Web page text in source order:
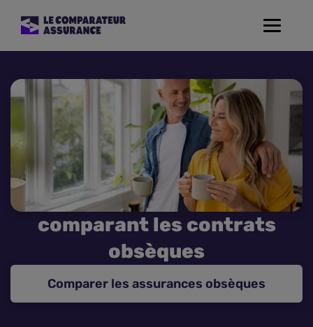
Toggle
Mutuelle Santé
Assurance Moto
Assurance Habitation
Assurance de prêt
Prévoyance
Assurance Animaux
comparant les contrats
obsèques
Comparer les assurances obsèques